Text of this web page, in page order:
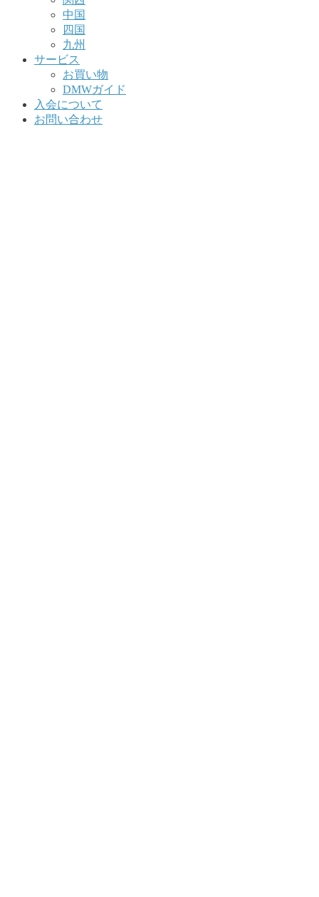
中国
四国
九州
サービス
お買い物
DMWガイド
入会について
お問い合わせ